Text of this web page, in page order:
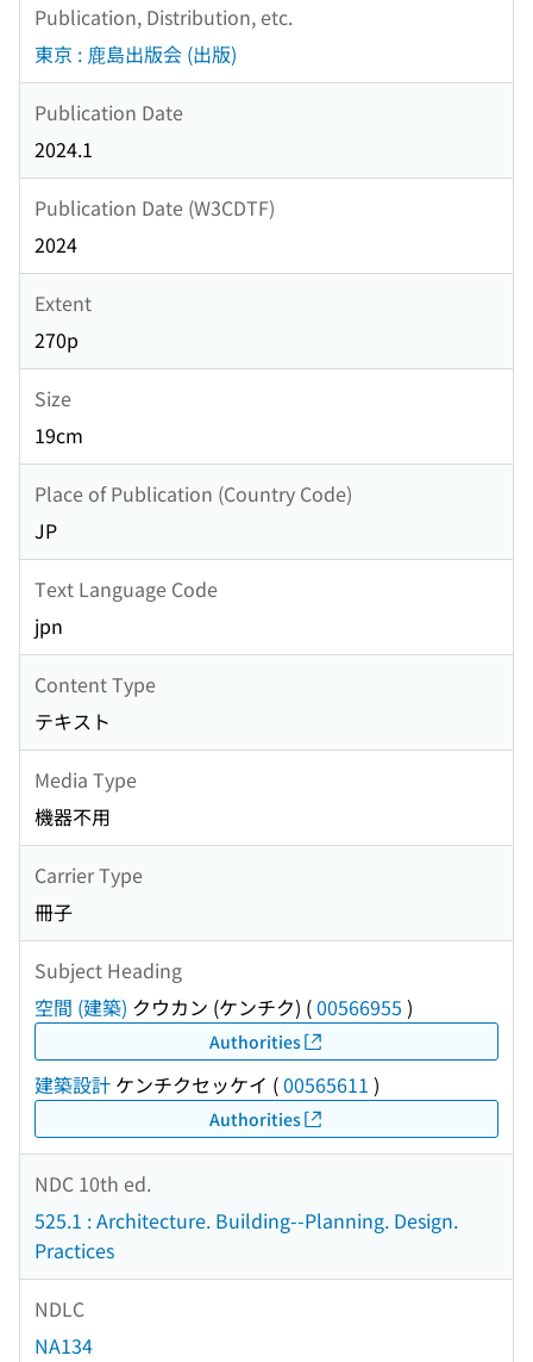
Publication, Distribution, etc.
東京 : 鹿島出版会 (出版)
Publication Date
2024.1
Publication Date (W3CDTF)
2024
Extent
270p
Size
19cm
Place of Publication (Country Code)
JP
Text Language Code
jpn
Content Type
テキスト
Media Type
機器不用
Carrier Type
冊子
Subject Heading
空間 (建築) クウカン (ケンチク) (00566955 )
Authorities
建築設計 ケンチクセッケイ (00565611 )
Authorities
NDC 10th ed.
525.1 : Architecture. Building--Planning. Design.
Practices
NDLC
NA134